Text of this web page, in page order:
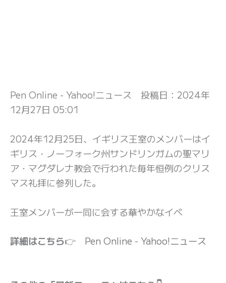
Pen Online - Yahoo!ニュース 投稿日： 2024年
12月27日 05:01
2024年12月25日、イギリス王室のメンバーはイ
ギリス・ノーフォーク州サンドリンガムの聖マリ
ア・マグダレナ教会で行われた毎年恒例のクリス
マス礼拝に参列した。
王室メンバーが一同に会する華やかなイベ
詳細はこちら👉 Pen Online - Yahoo!ニュース